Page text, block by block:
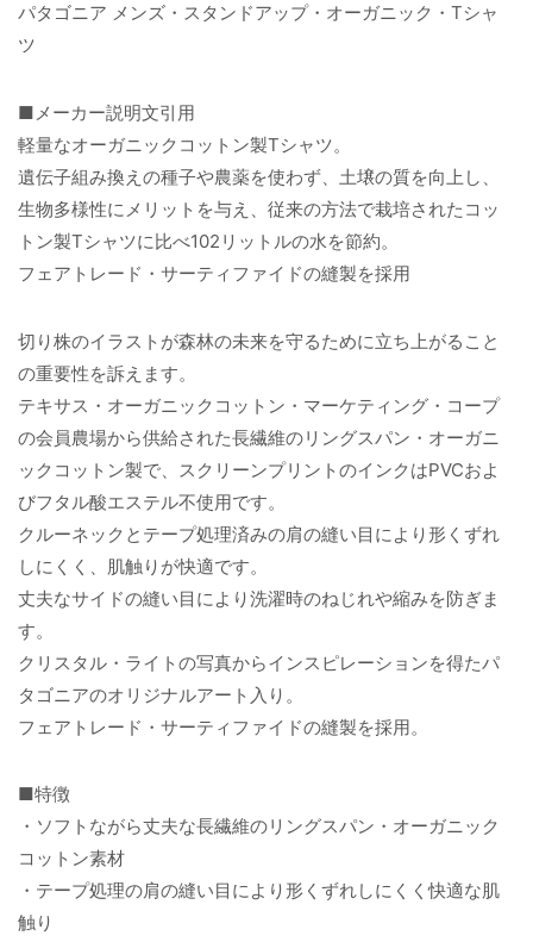
パタゴニア メンズ・スタンドアップ・オーガニック・Tシャ
ツ
■メーカー説明文引用
軽量なオーガニックコットン製Tシャツ。
遺伝子組み換えの種子や農薬を使わず、土壌の質を向上し、
生物多様性にメリットを与え、従来の方法で栽培されたコッ
トン製Tシャツに比べ102リットルの水を節約。
フェアトレード・サーティファイドの縫製を採用
切り株のイラストが森林の未来を守るために立ち上がること
の重要性を訴えます。
テキサス・オーガニックコットン・マーケティング・コープ
の会員農場から供給された長繊維のリングスパン・オーガニ
ックコットン製で、スクリーンプリントのインクはPVCおよ
びフタル酸エステル不使用です。
クルーネックとテープ処理済みの肩の縫い目により形くずれ
しにくく、肌触りが快適です。
丈夫なサイドの縫い目により洗濯時のねじれや縮みを防ぎま
す。
クリスタル・ライトの写真からインスピレーションを得たパ
タゴニアのオリジナルアート入り。
フェアトレード・サーティファイドの縫製を採用。
■特徴
・ソフトながら丈夫な長繊維のリングスパン・オーガニック
コットン素材
・テープ処理の肩の縫い目により形くずれしにくく快適な肌
触り